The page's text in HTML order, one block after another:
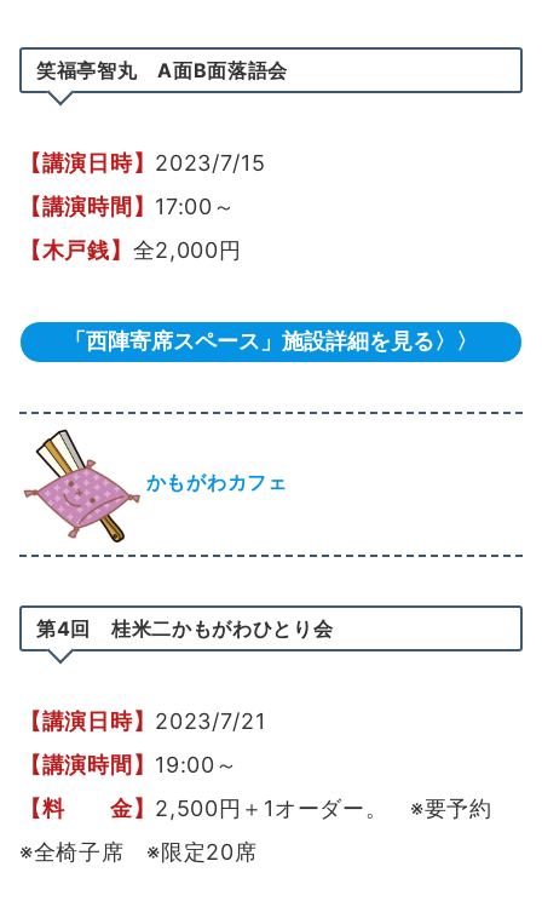
笑福亭智丸 A面B面落語会
【講演日時】 2023/7/15
【講演時間】 17:00～
【木戸銭】 全2,000円
「西陣寄席スペース」施設詳細を見る〉〉
かもがわカフェ
第4回 桂米二かもがわひとり会
【講演日時】 2023/7/21
【講演時間】 19:00～
【料 金】 2,500円＋1オーダー。 ※要予約
※全椅子席 ※限定20席